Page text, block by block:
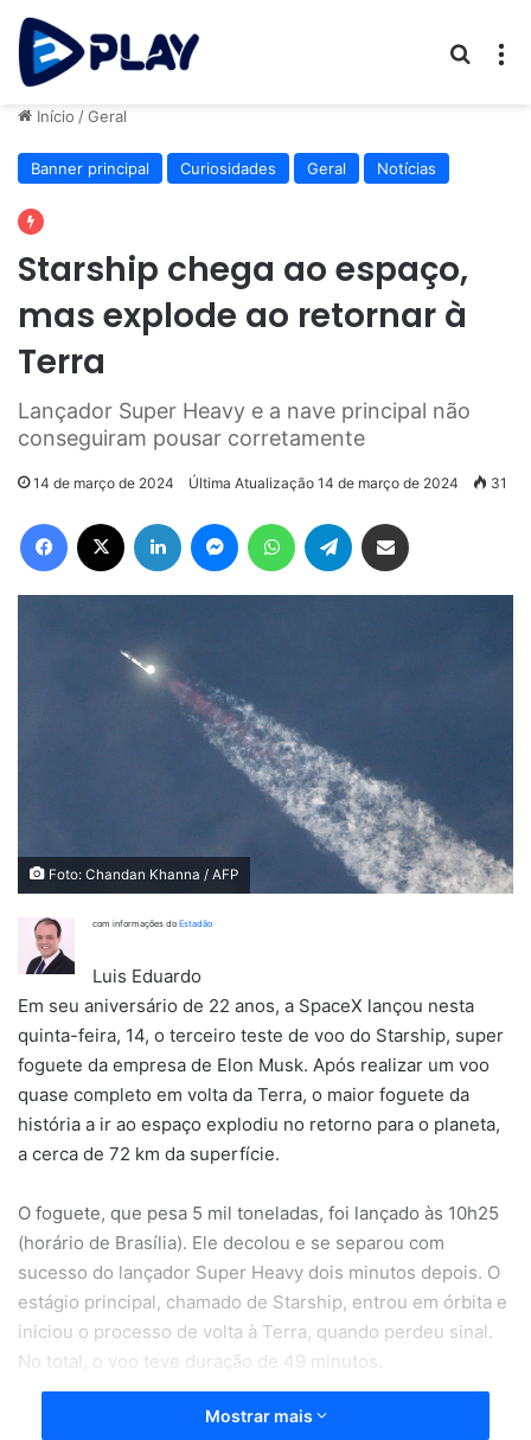
Início /Geral
Banner principal Curiosidades Geral Notícias
Starship chega ao espaço,
mas explode ao retornar à
Terra
Lançador Super Heavy e a nave principal não
conseguiram pousar corretamente
14 de março de 2024 Última Atualização 14 de março de 2024 31
Facebook Linkedin MessengerWhatsAppTelegram
Foto: Chandan Khanna / AFP
com informações do Estadão
Luis Eduardo
Em seu aniversário de 22 anos, a SpaceX lançou nesta
quinta-feira, 14, o terceiro teste de voo do Starship, super
foguete da empresa de Elon Musk. Após realizar um voo
quase completo em volta da Terra, o maior foguete da
história a ir ao espaço explodiu no retorno para o planeta,
a cerca de 72 km da superfície.
O foguete, que pesa 5 mil toneladas, foi lançado às 10h25
(horário de Brasília). Ele decolou e se separou com
sucesso do lançador Super Heavy dois minutos depois. O
estágio principal, chamado de Starship, entrou em órbita e
iniciou o processo de volta à Terra, quando perdeu sinal.
No total, o voo teve duração de 49 minutos.
O lançador Super Heavy voltou à Terra, mas precisou ser
Mostrar mais